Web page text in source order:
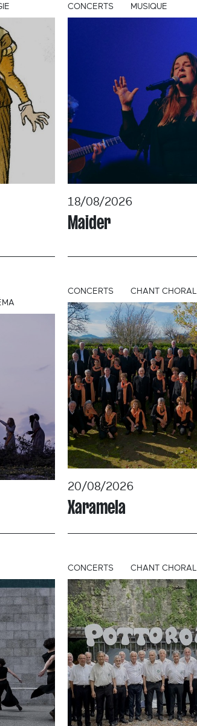
CONCERTS MUSIQUE
18/08/2026
Maider
CONCERTS CHANT CHORAL
20/08/2026
Xaramela
CONCERTS CHANT CHORAL